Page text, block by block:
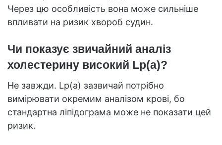
Через цю особливість вона може сильніше
впливати на ризик хвороб судин.
Чи показує звичайний аналіз
холестерину високий Lp(a)?
Не завжди. Lp(a) зазвичай потрібно
вимірювати окремим аналізом крові, бо
стандартна ліпідограма може не показати цей
ризик.